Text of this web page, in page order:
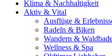
Klima & Nachhaltigkeit
Aktiv & Vital
Ausflüge &
Radeln & Biken
Wandern &
Wellness & Spa